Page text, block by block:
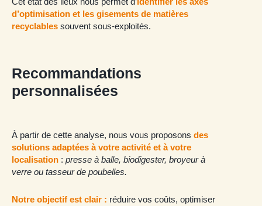
d’optimisation et les gisements de matières
recyclables souvent sous-exploités.
Recommandations
personnalisées
À partir de cette analyse, nous vous proposons des
solutions adaptées à votre activité et à votre
localisation : presse à balle, biodigester, broyeur à
verre ou tasseur de poubelles.
Notre objectif est clair : réduire vos coûts, optimiser